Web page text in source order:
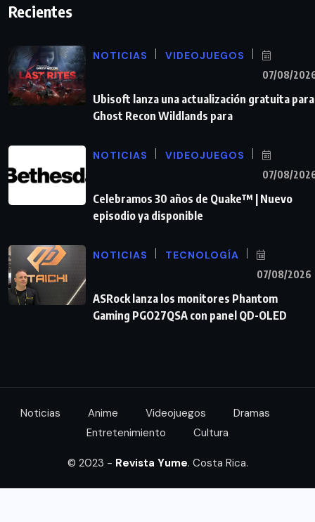
Recientes
NOTICIAS VIDEOJUEGOS
07/08/
Ubisoft lanza una actualización gratuita para
Ghost Recon Wildlands para
NOTICIAS VIDEOJUEGOS
07/08/
Celebramos 30 años de Quake™ | Nuevo
episodio ya disponible
NOTICIAS TECNOLOGÍA
07/08/2026
ASRock lanza los monitores Phantom
Gaming PGO27QSA con panel QD-OLED
Noticias Anime Videojuegos
Dramas
Entretenimiento
Cultura
© 2023 - Revista Yume. Costa Rica.